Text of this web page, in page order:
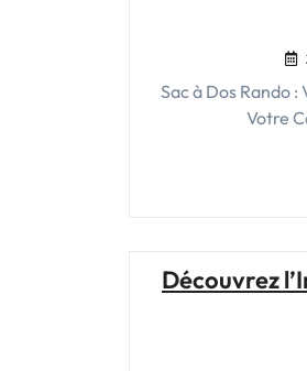
Sac à Dos Rando
Votre
Découvrez